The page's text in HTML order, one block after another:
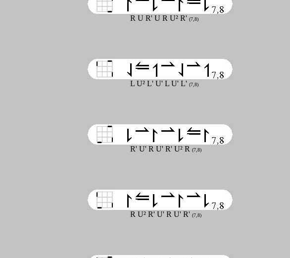
R U R' U R U² R' (7,8)
L U² L' U' L U' L' (7,8)
R' U' R U' R' U² R (7,8)
R U² R' U' R U' R' (7,8)